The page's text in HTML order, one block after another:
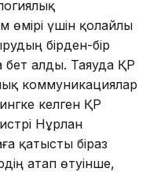
үшін қолайлы
бірден-бір
алды. Таяуда ҚР
коммуникациялар
келген ҚР
Нұрлан
қатысты біраз
атап өтуінше,